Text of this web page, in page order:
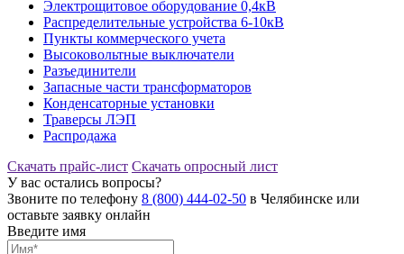
Электрощитовое оборудование 0,4кВ
Распределительные устройства 6-10кВ
Пункты коммерческого учета
Высоковольтные выключатели
Разъединители
Запасные части трансформаторов
Конденсаторные установки
Траверсы ЛЭП
Распродажа
Скачать прайс-лист Скачать опросный лист
У вас остались вопросы?
Звоните по телефону 8 (800) 444-02-50 в Челябинске или
оставьте заявку онлайн
Введите имя